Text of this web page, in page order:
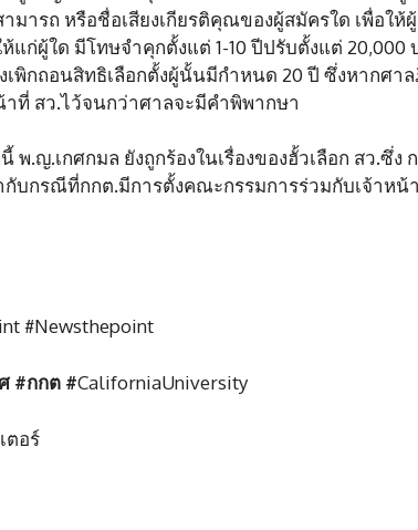
มารถ หรือชื่อเสียงเกียรติคุณของผู้สมัครใด เพื่อใ
แก่ผู้ใด มีโทษจำคุกตั้งแต่ 1-10 ปีปรับตั้งแต่ 20,000
เพิกถอนสิทธิเลือกตั้งผู้นั้นมีกำหนด 20 ปี ซึ่งหากศา
ที่ สว.ไว้จนกว่าศาลจะมีคำพิพากษา
พ.ญ.เกศกมล ยังถูกร้องในเรื่องของฮั้วเลือก สว.ซึ่
บกรณีที่กกต.มีการตั้งคณะกรรมการร่วมกับเจ้าหน้
#Newsthepoint
#กกต #CaliforniaUniversity
ตอร์